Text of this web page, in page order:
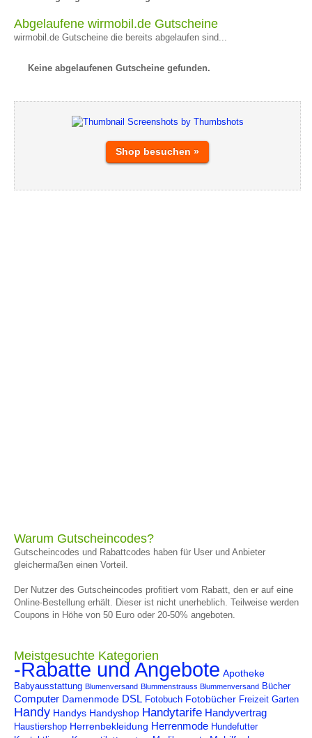
Abgelaufene wirmobil.de Gutscheine
wirmobil.de Gutscheine die bereits abgelaufen sind...
Keine abgelaufenen Gutscheine gefunden.
Shop besuchen »
Warum Gutscheincodes?
Gutscheincodes und Rabattcodes haben für User und Anbieter
gleichermaßen einen Vorteil.
Der Nutzer des Gutscheincodes profitiert vom Rabatt, den er auf eine
Online-Bestellung erhält. Dieser ist nicht unerheblich. Teilweise werden
Coupons in Höhe von 50 Euro oder 20-50% angeboten.
Meistgesuchte Kategorien
-Rabatte und Angebote Apotheke
Babyausstattung Blumenversand Blummenstrauss Blummenversand Bücher
Computer Damenmode DSL Fotobuch Fotobücher Freizeit Garten
Handy Handys Handyshop Handytarife Handyvertrag
Haustiershop Herrenbekleidung Herrenmode Hundefutter